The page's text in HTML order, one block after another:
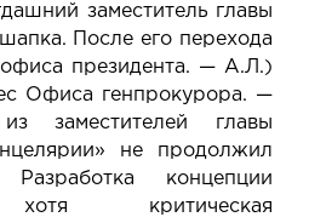
заместитель главы
После его перехода
президента. — А.Л.)
Офиса генпрокурора. —
заместителей главы
не продолжил
концепции
хотя критическая